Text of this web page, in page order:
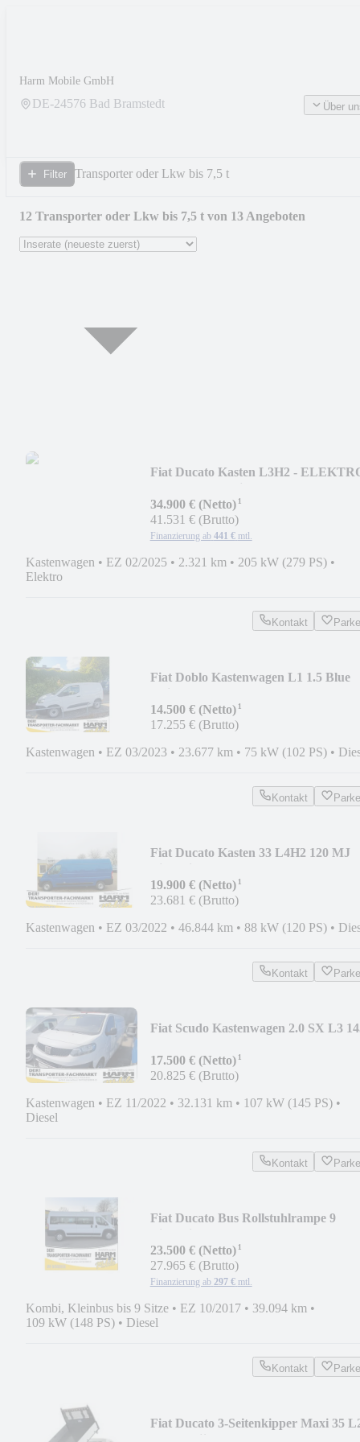
Harm Mobile GmbH
DE-24576 Bad Bramstedt Über
Filter Transporter oder Lkw bis 7,5 t
12 Transporter oder Lkw bis 7,5 t von 13 Angeboten
Fiat Ducato Kasten L3H2 -
34.900 € (Netto)¹
41.531 € (Brutto)
Finanzierung ab 441 € mtl.
Kastenwagen • EZ 02/2025 • 2.321 km • 205 kW (279 PS) •
Elektro
Kontakt
Fiat Doblo Kastenwagen L1 1.5 Blue
14.500 € (Netto)¹
17.255 € (Brutto)
Kastenwagen • EZ 03/2023 • 23.677 km • 75 kW (102 PS) •
Kontakt
Fiat Ducato Kasten 33 L4H2 120 MJ
19.900 € (Netto)¹
23.681 € (Brutto)
Kastenwagen • EZ 03/2022 • 46.844 km • 88 kW (120 PS) •
Kontakt
Fiat Scudo Kastenwagen 2.0 SX L3
17.500 € (Netto)¹
20.825 € (Brutto)
Kastenwagen • EZ 11/2022 • 32.131 km • 107 kW (145 PS) •
Diesel
Kontakt
Fiat Ducato Bus Rollstuhlrampe 9
23.500 € (Netto)¹
27.965 € (Brutto)
Finanzierung ab 297 € mtl.
Kombi, Kleinbus bis 9 Sitze • EZ 10/2017 • 39.094 km •
109 kW (148 PS) • Diesel
Kontakt
Fiat Ducato 3-Seitenkipper Maxi 35